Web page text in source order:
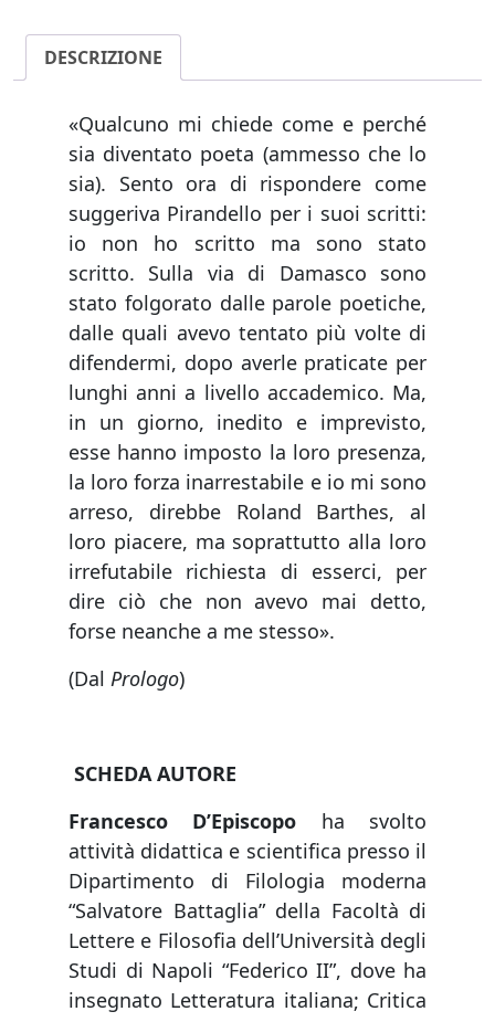
DESCRIZIONE
«Qualcuno mi chiede come e perché
sia diventato poeta (ammesso che lo
sia). Sento ora di rispondere come
suggeriva Pirandello per i suoi scritti:
io non ho scritto ma sono stato
scritto. Sulla via di Damasco sono
stato folgorato dalle parole poetiche,
dalle quali avevo tentato più volte di
difendermi, dopo averle praticate per
lunghi anni a livello accademico. Ma,
in un giorno, inedito e imprevisto,
esse hanno imposto la loro presenza,
la loro forza inarrestabile e io mi sono
arreso, direbbe Roland Barthes, al
loro piacere, ma soprattutto alla loro
irrefutabile richiesta di esserci, per
dire ciò che non avevo mai detto,
forse neanche a me stesso».
(Dal Prologo)
SCHEDA AUTORE
Francesco D’Episcopo ha svolto
attività didattica e scientifica presso il
Dipartimento di Filologia moderna
“Salvatore Battaglia” della Facoltà di
Lettere e Filosofia dell’Università degli
Studi di Napoli “Federico II”, dove ha
insegnato Letteratura italiana; Critica